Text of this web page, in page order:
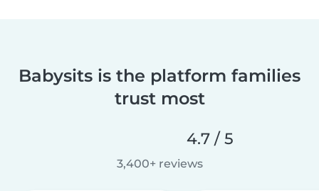
Babysits is the platform families
trust most
4.7 / 5
3,400+ reviews